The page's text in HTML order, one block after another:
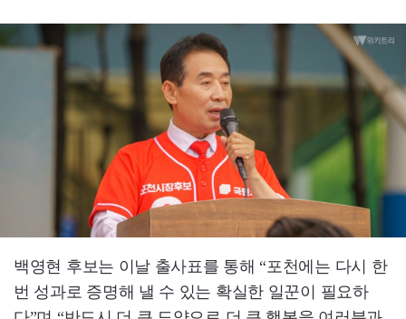
백영현 후보는 이날 출사표를 통해 “포천에는 다시 한
번 성과로 증명해 낼 수 있는 확실한 일꾼이 필요하